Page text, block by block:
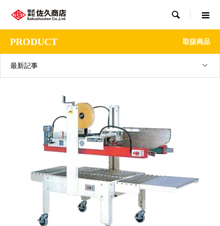

PRODUCT 取扱商品
最新記事